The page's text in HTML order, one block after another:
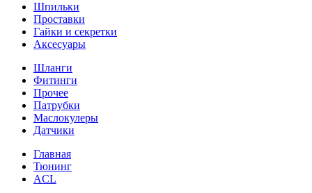
Шпильки
Проставки
Гайки и секретки
Аксесуары
Шланги
Фитинги
Прочее
Патрубки
Маслокулеры
Датчики
Главная
Тюнинг
ACL